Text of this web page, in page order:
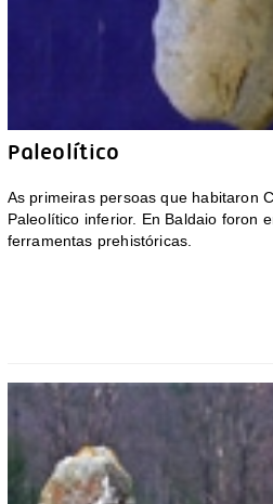
Paleolítico
As primeiras persoas que habitaron
Paleolítico inferior. En Baldaio foron
ferramentas prehistóricas.